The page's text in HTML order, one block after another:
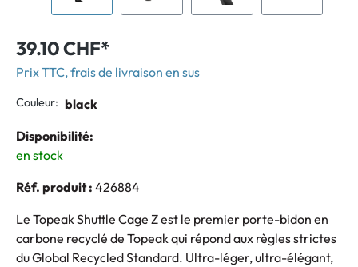
39.10 CHF*
Prix TTC, frais de livraison en sus
Couleur: black
Disponibilité:
en stock
Réf. produit : 426884
Le Topeak Shuttle Cage Z est le premier porte-bidon en
carbone recyclé de Topeak qui répond aux règles strictes
du Global Recycled Standard. Ultra-léger, ultra-élégant,